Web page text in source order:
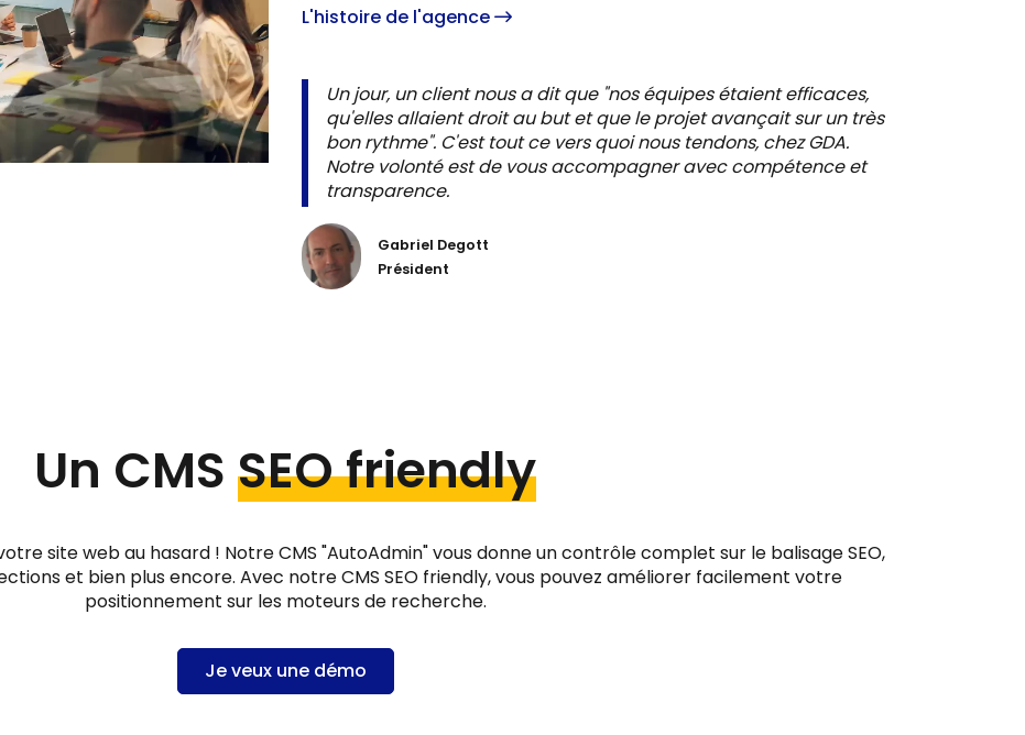
L'histoire de l'agence
Un jour, un client nous a dit que "nos équipes étaient efficaces,
qu'elles allaient droit au but et que le projet avançait sur un très
bon rythme". C'est tout ce vers quoi nous tendons, chez GDA.
Notre volonté est de vous accompagner avec compétence et
transparence.
Gabriel Degott
Président
Un CMS SEO friendly
site web au hasard ! Notre CMS "AutoAdmin" vous donne un contrôle complet sur le balisage SEO,
et bien plus encore. Avec notre CMS SEO friendly, vous pouvez améliorer facilement votre
positionnement sur les moteurs de recherche.
Je veux une démo